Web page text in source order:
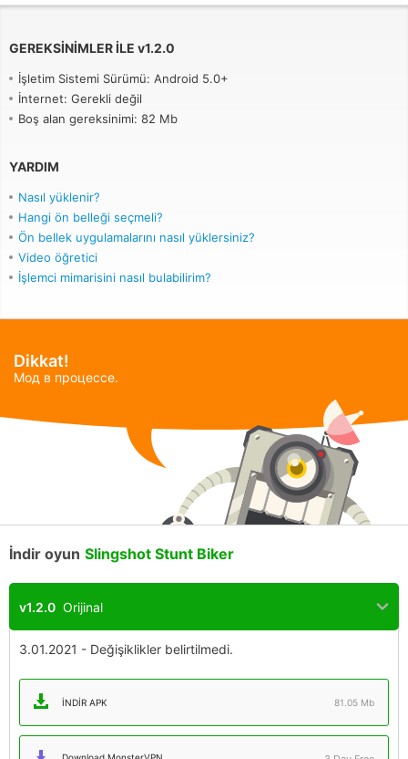
GEREKSINIMLER ILE v1.2.0
İşletim Sistemi Sürümü: Android 5.0+
İnternet: Gerekli değil
Boş alan gereksinimi: 82 Mb
YARDIM
Nasıl yüklenir?
Hangi ön belleği seçmeli?
Ön bellek uygulamalarını nasıl yüklersiniz?
Video öğretici
İşlemci mimarisini nasıl bulabilirim?
Dikkat!
Мод в процессе.
İndir oyun Slingshot Stunt Biker
v1.2.0 Orijinal
3.01.2021 - Değişiklikler belirtilmedi.
İNDIR APK 81.05 Mb
Download MonsterVPN